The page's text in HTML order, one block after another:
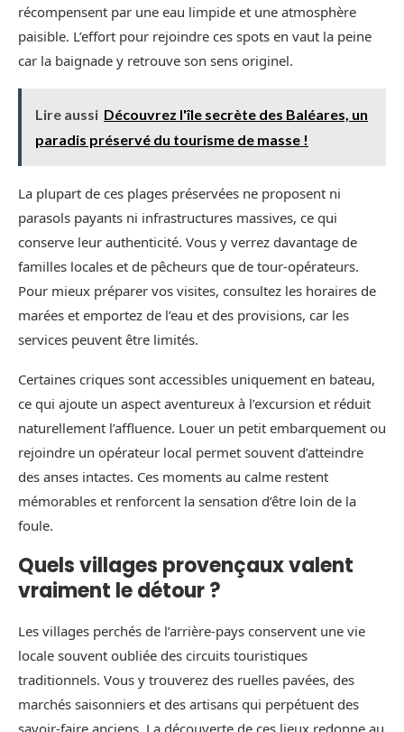
récompensent par une eau limpide et une atmosphère
paisible. L’effort pour rejoindre ces spots en vaut la peine
car la baignade y retrouve son sens originel.
Lire aussi Découvrez l'île secrète des Baléares, un
paradis préservé du tourisme de masse !
La plupart de ces plages préservées ne proposent ni
parasols payants ni infrastructures massives, ce qui
conserve leur authenticité. Vous y verrez davantage de
familles locales et de pêcheurs que de tour-opérateurs.
Pour mieux préparer vos visites, consultez les horaires de
marées et emportez de l’eau et des provisions, car les
services peuvent être limités.
Certaines criques sont accessibles uniquement en bateau,
ce qui ajoute un aspect aventureux à l’excursion et réduit
naturellement l’affluence. Louer un petit embarquement ou
rejoindre un opérateur local permet souvent d’atteindre
des anses intactes. Ces moments au calme restent
mémorables et renforcent la sensation d’être loin de la
foule.
Quels villages provençaux valent
vraiment le détour ?
Les villages perchés de l’arrière-pays conservent une vie
locale souvent oubliée des circuits touristiques
traditionnels. Vous y trouverez des ruelles pavées, des
marchés saisonniers et des artisans qui perpétuent des
savoir-faire anciens. La découverte de ces lieux redonne au